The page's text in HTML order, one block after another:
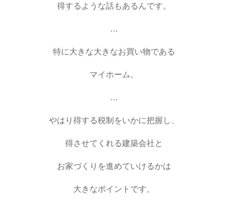
得するような話もあるんです。
…
特に大きな大きなお買い物である
マイホーム。
…
やはり得する税制をいかに把握し、
得させてくれる建築会社と
お家づくりを進めていけるかは
大きなポイントです。